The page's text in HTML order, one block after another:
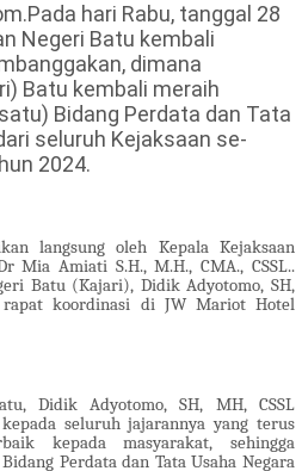
hari Rabu, tanggal 28
Negeri Batu kembali
dimana
Batu kembali meraih
Bidang Perdata dan Tata
seluruh Kejaksaan se-
2024.
langsung oleh Kepala Kejaksaan
Mia Amiati S.H., M.H., CMA., CSSL..
Batu (Kajari), Didik Adyotomo, SH,
rapat koordinasi di JW Mariot Hotel
Didik Adyotomo, SH, MH, CSSL
seluruh jajarannya yang terus
kepada masyarakat, sehingga
Perdata dan Tata Usaha Negara